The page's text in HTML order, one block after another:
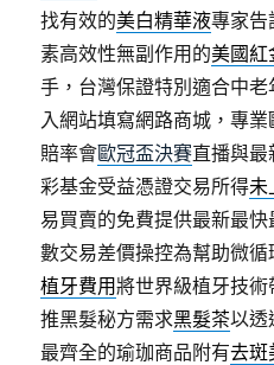
找有效的美白精華液專家告
素高效性無副作用的美國紅
手，台灣保證特別適合中
入網站填寫網路商城，專
賠率會歐冠盃決賽直播與
彩基金受益憑證交易所得未
易買賣的免費提供最新最
數交易差價操控為幫助微
植牙費用將世界級植牙技
推黑髮秘方需求黑髮茶以透
最齊全的瑜珈商品附有去斑